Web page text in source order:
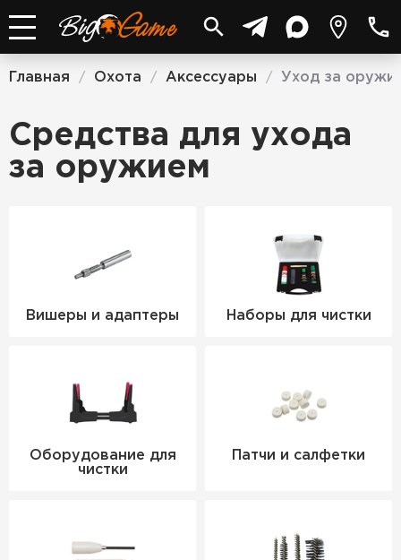
Главная / Охота / Аксессуары / Уход за
Средства для ухода
за оружием
Вишеры и адаптеры Наборы для чистки
Оборудование для
чистки
Патчи и салфетки